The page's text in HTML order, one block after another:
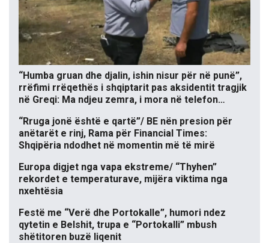
“Humba gruan dhe djalin, ishin nisur për në punë”,
rrëfimi rrëqethës i shqiptarit pas aksidentit tragjik
në Greqi: Ma ndjeu zemra, i mora në telefon…
“Rruga jonë është e qartë”/ BE nën presion për
anëtarët e rinj, Rama për Financial Times:
Shqipëria ndodhet në momentin më të mirë
Europa digjet nga vapa ekstreme/ “Thyhen”
rekordet e temperaturave, mijëra viktima nga
nxehtësia
Festë me “Verë dhe Portokalle”, humori ndez
qytetin e Belshit, trupa e “Portokalli” mbush
shëtitoren buzë liqenit